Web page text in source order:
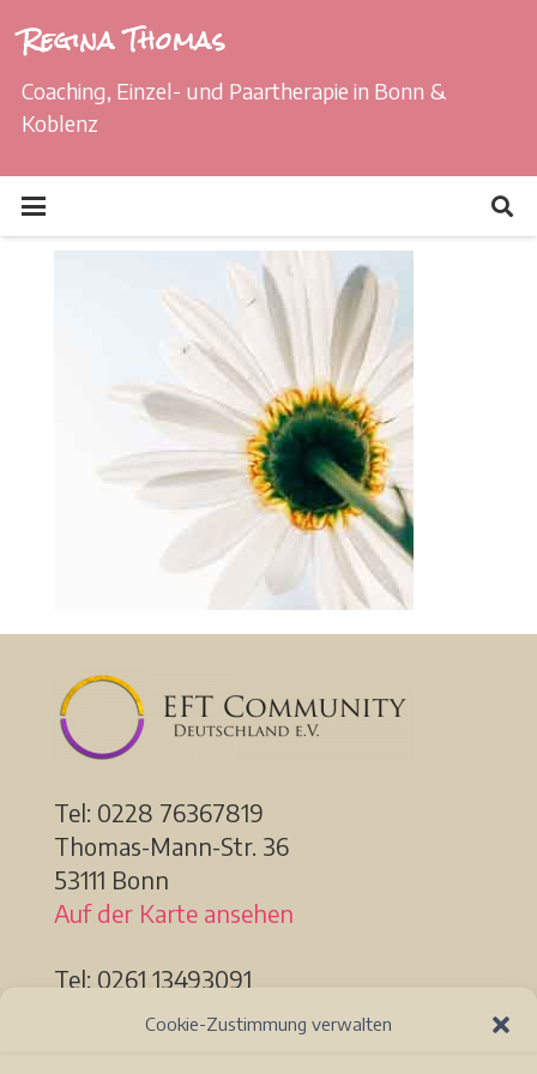
Cookie-Zustimmung verwalten
Regina Thomas
Coaching, Einzel- und Paartherapie in Bonn &
Koblenz
Tel: 0228 76367819
Thomas-Mann-Str. 36
53111 Bonn
Auf der Karte ansehen
Tel: 0261 13493091
Löhrstr. 91a